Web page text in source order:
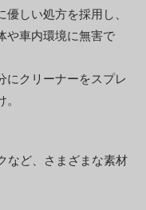
しい処方を採用し、
や車内環境に無害で
にクリーナーをスプレ
など、さまざまな素材